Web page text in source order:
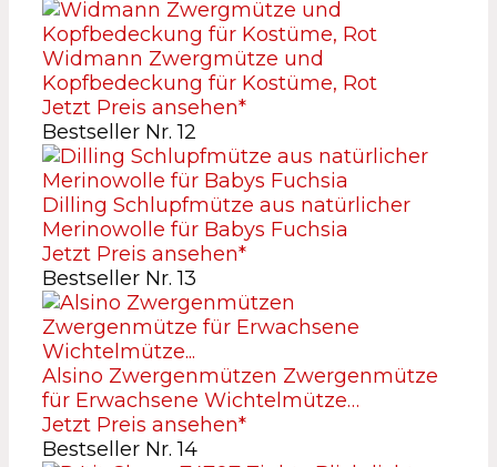
Widmann Zwergmütze und
Kopfbedeckung für Kostüme, Rot
Jetzt Preis ansehen*
Bestseller Nr. 12
Dilling Schlupfmütze aus natürlicher
Merinowolle für Babys Fuchsia
Jetzt Preis ansehen*
Bestseller Nr. 13
Alsino Zwergenmützen Zwergenmütze
für Erwachsene Wichtelmütze…
Jetzt Preis ansehen*
Bestseller Nr. 14